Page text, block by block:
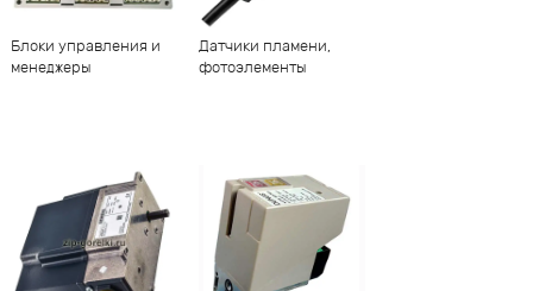
Блоки управления и
менеджеры
Датчики пламени,
фотоэлементы